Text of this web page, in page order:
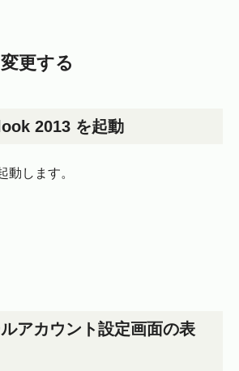
更する
2013 を起動
動します。
アカウント設定画面の表